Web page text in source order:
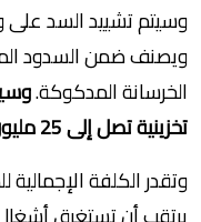
وسيتم تشييد السد
ويصنف ضمن السدود
الخرسانة المدكوكة.
تخزينية تصل إلى 25 مليون متر مكعب من المياه.